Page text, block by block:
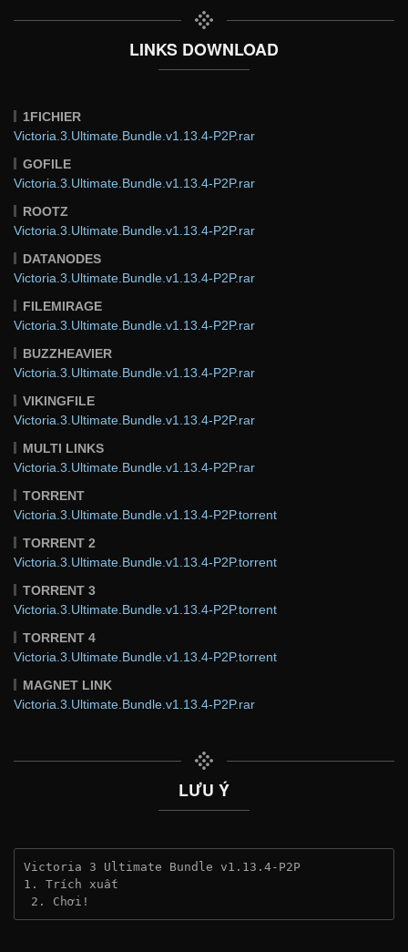
LINKS DOWNLOAD
1FICHIER
Victoria.3.Ultimate.Bundle.v1.13.4-P2P.rar
GOFILE
Victoria.3.Ultimate.Bundle.v1.13.4-P2P.rar
ROOTZ
Victoria.3.Ultimate.Bundle.v1.13.4-P2P.rar
DATANODES
Victoria.3.Ultimate.Bundle.v1.13.4-P2P.rar
FILEMIRAGE
Victoria.3.Ultimate.Bundle.v1.13.4-P2P.rar
BUZZHEAVIER
Victoria.3.Ultimate.Bundle.v1.13.4-P2P.rar
VIKINGFILE
Victoria.3.Ultimate.Bundle.v1.13.4-P2P.rar
MULTI LINKS
Victoria.3.Ultimate.Bundle.v1.13.4-P2P.rar
TORRENT
Victoria.3.Ultimate.Bundle.v1.13.4-P2P.torrent
TORRENT 2
Victoria.3.Ultimate.Bundle.v1.13.4-P2P.torrent
TORRENT 3
Victoria.3.Ultimate.Bundle.v1.13.4-P2P.torrent
TORRENT 4
Victoria.3.Ultimate.Bundle.v1.13.4-P2P.torrent
MAGNET LINK
Victoria.3.Ultimate.Bundle.v1.13.4-P2P.rar
LƯU Ý
Victoria 3 Ultimate Bundle v1.13.4-P2P
1. Trích xuất
2. Chơi!